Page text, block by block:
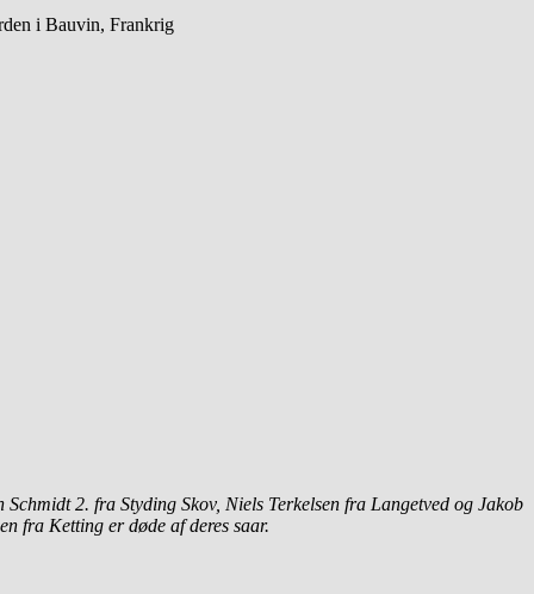
i Bauvin, Frankrig
2. fra Styding Skov, Niels Terkelsen fra Langetved og Jakob
fra Ketting er døde af deres saar.